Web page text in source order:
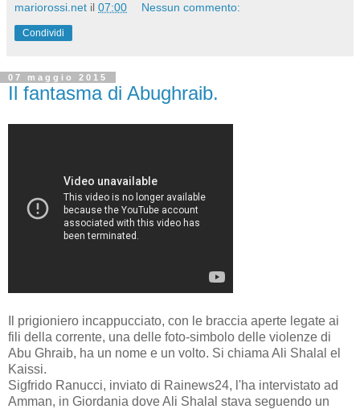
mariorossi.net il 07:00 Nessun commento:
Condividi
07 maggio 2015
Il fantasma di Abughraib.
Il prigioniero incappucciato, con le braccia aperte legate ai
fili della corrente, una delle foto-simbolo delle violenze di
Abu Ghraib, ha un nome e un volto. Si chiama Ali Shalal el
Kaissi.
Sigfrido Ranucci, inviato di Rainews24, l'ha intervistato ad
Amman, in Giordania dove Ali Shalal stava seguendo un